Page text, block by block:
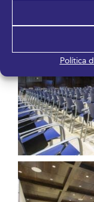
Política